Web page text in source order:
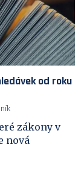
od roku
zákony v
nová